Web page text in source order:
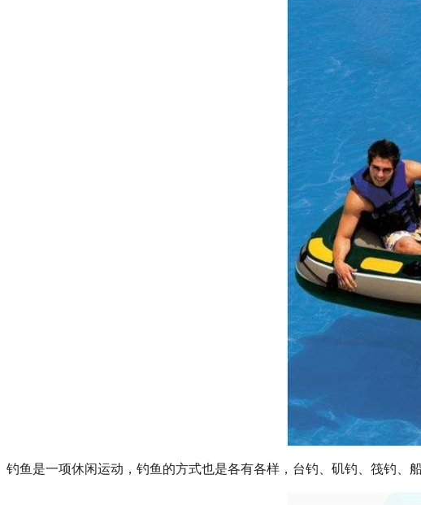
钓鱼是一项休闲运动，钓鱼的方式也是各有各样，台钓、矶钓、筏钓、